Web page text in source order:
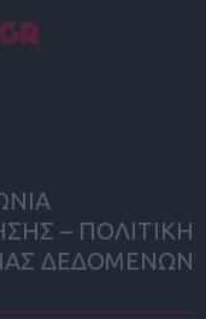
– ΠΟΛΙΤΙΚΗ
ΔΕΔΟΜΕΝΩΝ